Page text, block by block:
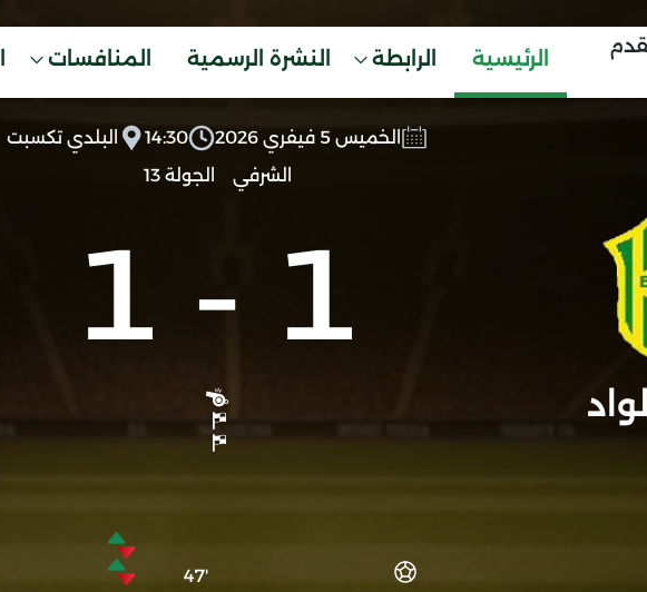
الرئيسية الرابطة النشرة الرسمية المنافسات
الخميس 5 فيفري 2026 14:30
البلدي تكسبت
الشرفي
الجولة 13
1
-
1
'47